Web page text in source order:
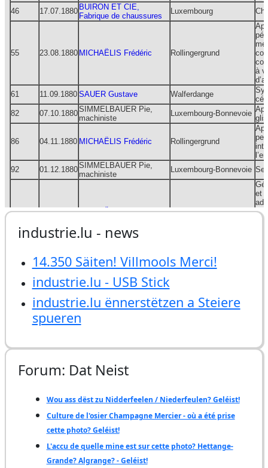
industrie.lu - news
14.350 Säiten! Villmools Merci!
industrie.lu - USB Stick
industrie.lu ënnerstëtzen a Steiere
spueren
Forum: Dat Neist
Wou ass dëst zu Nidderfeelen / Niederfeulen? Geléist!
Culture de l'osier Champagne Mercier - où a été prise
cette photo? Geléist!
L'accu de quelle mine est sur cette photo? Hettange-
Grande? Algrange? - Geléist!